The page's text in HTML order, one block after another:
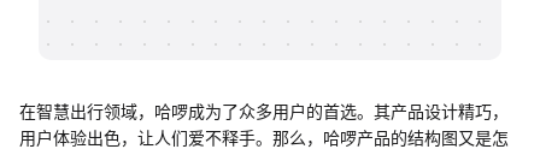
在智慧出行领域，哈啰成为了众多用户的首选。其产品设计精巧，
用户体验出色，让人们爱不释手。那么，哈啰产品的结构图又是怎